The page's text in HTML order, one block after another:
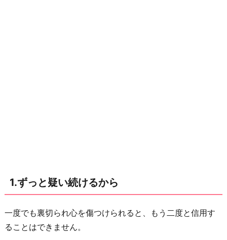
疲
れ
る
か
1.ずっと疑い続けるから
一度でも裏切られ心を傷つけられると、もう二度と信用す
ることはできません。